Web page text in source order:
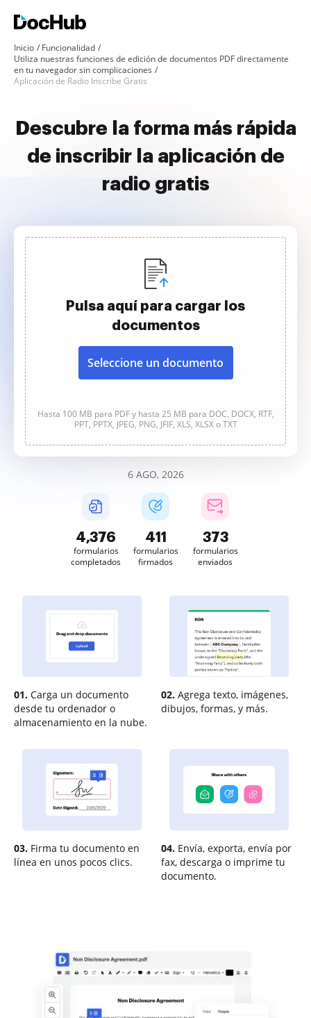
Inicio
Funcionalidad
Utiliza nuestras funciones de edición de documentos PDF directamente
en tu navegador sin complicaciones
Aplicación de Radio Inscribe Gratis
Descubre la forma más rápida
de inscribir la aplicación de
radio gratis
Pulsa aquí para cargar los
documentos
Seleccione un documento
Hasta 100 MB para PDF y hasta 25 MB para DOC, DOCX, RTF,
PPT, PPTX, JPEG, PNG, JFIF, XLS, XLSX o TXT
6 AGO, 2026
4,376
formularios
completados
411
formularios
firmados
373
formularios
enviados
01. Carga un documento
desde tu ordenador o
almacenamiento en la nube.
02. Agrega texto, imágenes,
dibujos, formas, y más.
03. Firma tu documento en
línea en unos pocos clics.
04. Envía, exporta, envía por
fax, descarga o imprime tu
documento.